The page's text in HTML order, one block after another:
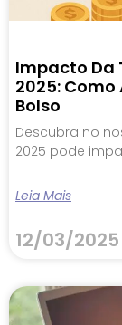
Impacto Da
2025: Como
Bolso
Descubra no
2025 pode
Leia Mais
12/03/2025